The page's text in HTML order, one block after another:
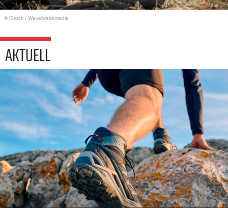
© iStock / Wavebreakmedia
AKTUELL